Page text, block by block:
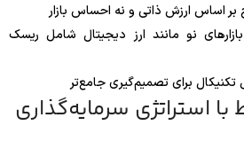
بر اساس ارزش ذاتی و نه احساس بازار
نو مانند ارز دیجیتال شامل ریسک
تکنیکال برای تصمیم‌گیری جامع‌تر
با استراتژی سرمایه‌گذاری